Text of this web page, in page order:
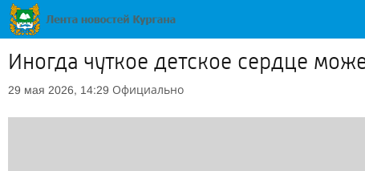
Иногда чуткое детское сердце
29 мая 2026, 14:29 Официально